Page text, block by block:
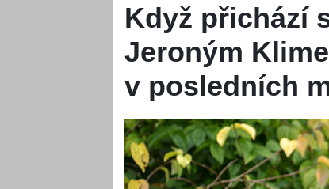
Když přichází
Jeroným
v posledních